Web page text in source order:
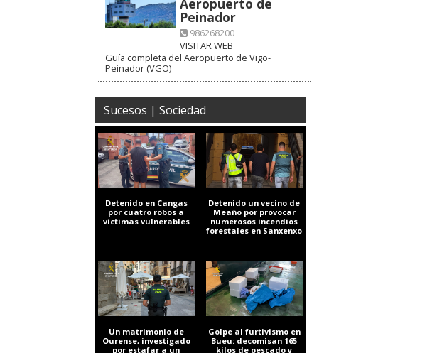
Aeropuerto de
Peinador
986268200
VISITAR WEB
Guía completa del Aeropuerto de Vigo-
Peinador (VGO)
Sucesos | Sociedad
Detenido en Cangas
por cuatro robos a
víctimas vulnerables
Detenido un vecino de
Meaño por provocar
numerosos incendios
forestales en Sanxenxo
Un matrimonio de
Ourense, investigado
por estafar a un
Golpe al furtivismo en
Bueu: decomisan 165
kilos de pescado y